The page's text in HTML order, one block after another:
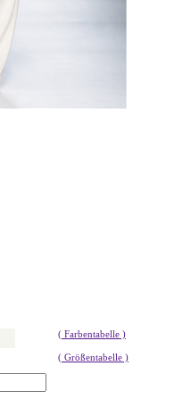
( Farbentabelle )
( Größentabelle )